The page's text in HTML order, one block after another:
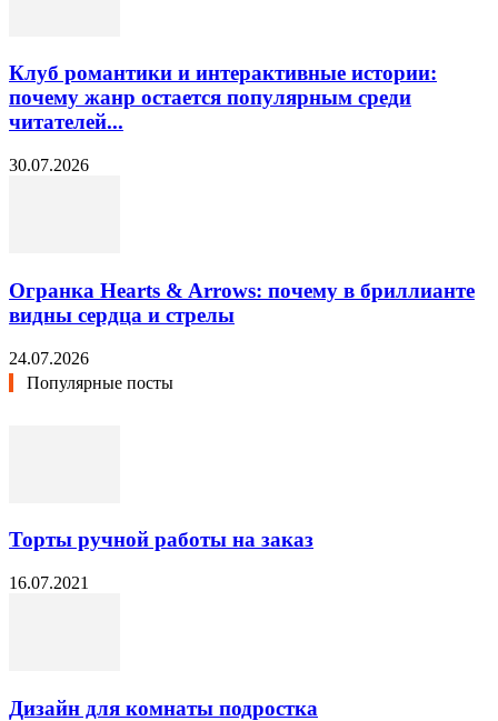
Клуб романтики и интерактивные истории:
почему жанр остается популярным среди
читателей...
30.07.2026
Огранка Hearts & Arrows: почему в бриллианте
видны сердца и стрелы
24.07.2026
Популярные посты
Торты ручной работы на заказ
16.07.2021
Дизайн для комнаты подростка